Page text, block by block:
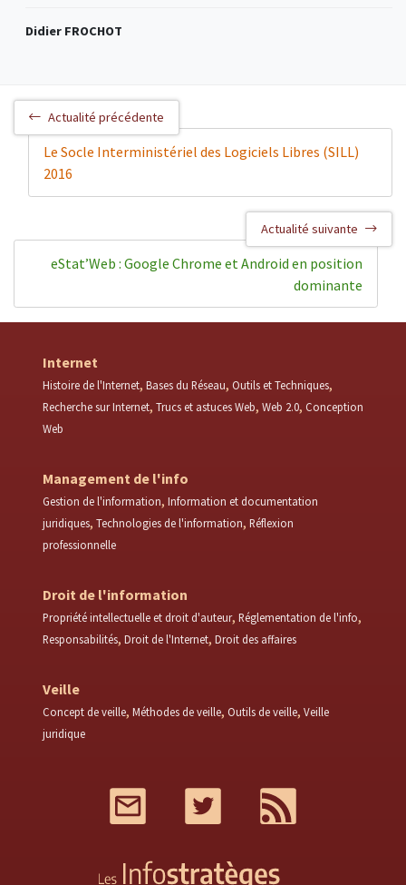
Didier FROCHOT
Actualité précédente
Le Socle Interministériel des Logiciels Libres (SILL)
2016
Actualité suivante
eStat’Web : Google Chrome et Android en position
dominante
Internet
Histoire de l'Internet Bases du Réseau Outils et Techniques
Recherche sur Internet Trucs et astuces Web Web 2.0 Conception
Web
Management de l'info
Gestion de l'information Information et documentation
juridiques Technologies de l'information Réflexion
professionnelle
Droit de l'information
Propriété intellectuelle et droit d'auteur Réglementation de l'info
Responsabilités Droit de l'Internet Droit des affaires
Veille
Concept de veille Méthodes de veille Outils de veille Veille
juridique
Twitter